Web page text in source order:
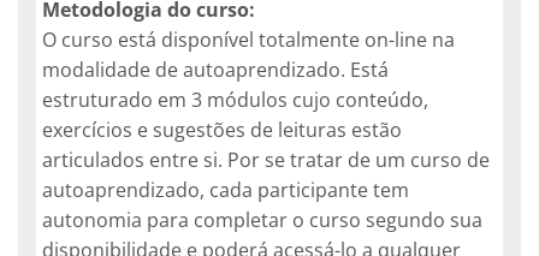
Metodologia do curso:
O curso está disponível totalmente on-line na
modalidade de autoaprendizado. Está
estruturado em 3 módulos cujo conteúdo,
exercícios e sugestões de leituras estão
articulados entre si. Por se tratar de um curso de
autoaprendizado, cada participante tem
autonomia para completar o curso segundo sua
disponibilidade e poderá acessá-lo a qualquer